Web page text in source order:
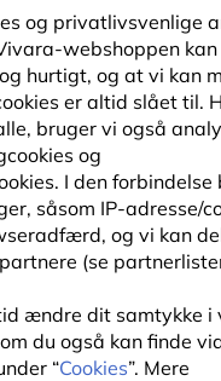
og privatlivsvenlige
webshoppen kan
hurtigt, og at vi kan
er altid slået til.
bruger vi også
og
I den forbindelse
såsom IP-adresse/
og vi kan
(se
ændre dit samtykke i
du også kan finde
“Cookies”. Mere
foderplads
du foderbrætter og
fra klassiske
10% RABAT